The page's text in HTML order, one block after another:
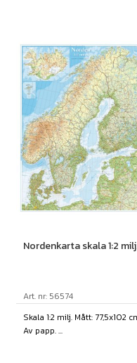
Nordenkarta skala 1:2
Art. nr: 56574
Skala 1:2 milj. Mått: 77,5x102
Av papp. ...